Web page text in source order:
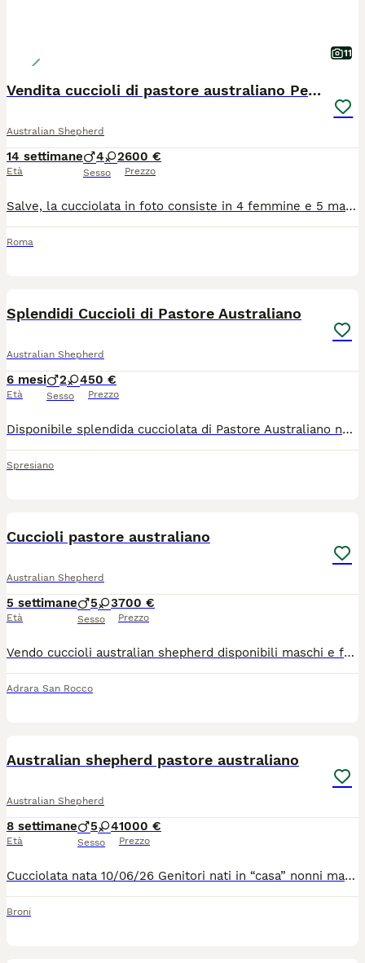
11
Vendita cuccioli di pastore australiano Pedigree
Australian Shepherd
14 settimane
Età
4 2
Sesso
600 €
Prezzo
Salve, la cucciolata in foto consiste in 4 femmine e 5 maschi, di varie colorazioni e nati il 1 maggio, verrano dati via tra i 2 e 3 mesi di vita. Il prezzo oscilla tra gli 600 e 1000 euro dopo vaccinazione, microchip, registrazione all'ENCI e tutti i controlli necessari. I cuccioli sono stati concepiti naturalmente, e li vendo come privato. Dovranno essere ritirati di persona. Si incoraggiano messaggi e domande!
Roma
Splendidi Cuccioli di Pastore Australiano
Australian Shepherd
6 mesi
Età
2 4
Sesso
50 €
Prezzo
Disponibile splendida cucciolata di Pastore Australiano nata da un accoppiamento accuratamente selezionato per morfologia, salute e soprattutto per carattere docile, equilibrato e socievole. I genitori vivono in ambiente domestico, sono cani stabili, collaborativi e adatti sia alla famiglia che alle attività sportive, la mamma pratica Agility. Sono lastrati ufficialmente e testati geneticamente per tutte le principali patologie di razza, per garantire cuccioli sani e tipici. Composizione della cucciolata: 2 maschi: 1 nero tricolore e 1 blue merle 4 femmine: 3 blue merle e 1 nero tricolore Tutti con coda lunga. I cuccioli crescono in ambiente familiare, seguiti quotidianamente con amore e attenzione. Essendo anche addestratore cinofilo, dedico particolare attenzione allo sviluppo comportamentale, e alle prime basi educative, così da consegnare cuccioli sereni, curiosi e ben predisposti all’apprendimento. Saranno ceduti a 75 giorni con: -Microchip -Pedigree ENCI -Vaccinazioni -Sverminazioni -Visita oculistica ufficiale -Libretto sanitario -Prime basi di educazione e corretta socializzazione. -Contratto. Cerco famiglie responsabili e consapevoli, disposte a garantire amore, tempo e rispetto per tutta la vita del cane. Resto disponibile anche dopo la cessione per consigli e supporto. Per informazioni sul prezzo, sulla cucciolata e sui genitori, contattemi telefonicamante, se mi scrivete in chat vi chiederò comunque di contattarmi telefonicamente! Invierò eventuali foto e video dopo colloquio telefonico conoscitivo! È possibile venire a conoscerli previo appuntamento da concordare post colloquio conoscitivo! Grazie.
Spresiano
Cuccioli pastore australiano
Australian Shepherd
5 settimane
Età
5 3
Sesso
700 €
Prezzo
Vendo cuccioli australian shepherd disponibili maschi e femmine Blacktricolor(700)BLEUMERLE (1000) Cuccioli nati il 29 giugno, presentabili per consegna fine agosto visibili con padre e madre. Verranno consegnati muniti di regolare libretto sanitario, 3 vaccini e pedigree ENCI..per qualsiasi informazione contattare preferibilmente WhatsApp
Adrara San Rocco
Australian shepherd pastore australiano
Australian Shepherd
8 settimane
Età
5 4
Sesso
1000 €
Prezzo
Cucciolata nata 10/06/26 Genitori nati in “casa” nonni materni e paterni ottimo carattere e ottima salute tutti con Lastre ufficiali e test genetici I cuccioli saranno ceduti dopo i 65gg con: Microchip I vaccini Sverminazione completa Visita veterinario di buona salute Pedigree Disponibile Maschi Red Tricolor e Blue merle Femmine Red merle/Red tri color/ Black tri color Chiedo contatto telefonico I cuccioli non sono in regalo il prezzo è indicativo
Broni